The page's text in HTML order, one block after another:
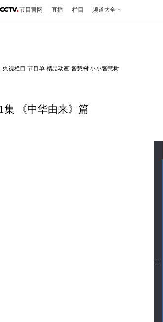
节目官网 直播 栏目 频道大全
央视栏目 节目单 精品动画 智慧树 小小智慧树
集 《中华由来》篇